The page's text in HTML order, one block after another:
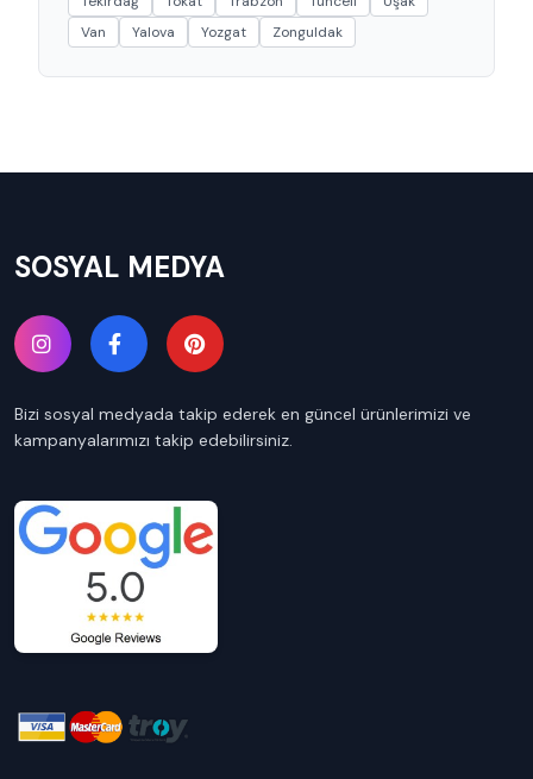
Van
Yalova Yozgat Zonguldak
SOSYAL MEDYA
Bizi sosyal medyada takip ederek en güncel ürünlerimizi ve
kampanyalarımızı takip edebilirsiniz.